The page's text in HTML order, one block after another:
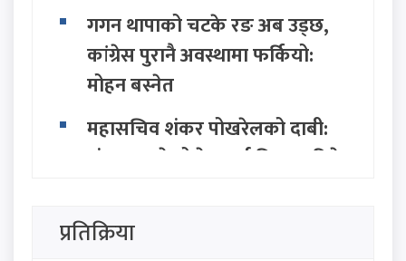
गगन थापाको चटके रङ अब उड्छ,
कांग्रेस पुरानै अवस्थामा फर्कियो:
मोहन बस्नेत
महासचिव शंकर पोखरेलको दाबी:
संकटमा परेको देशलाई निकास दिने
सत्ता राजनीतिमा नयाँ तरंग: २८ बुँदे
प्रतिक्रिया